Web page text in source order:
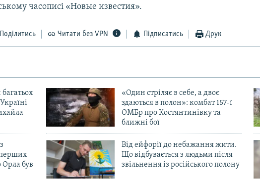
часописі «Новые известия».
Поділитись Читати без VPN Підписатись Друк
«Один стріляє в себе, а двоє
здаються в полон»: комбат 157-ї
ОМБр про Костянтинівку та
ближні бої
Орла був
Від ейфорії до небажання жити.
Що відбувається з людьми після
звільнення із російського полону